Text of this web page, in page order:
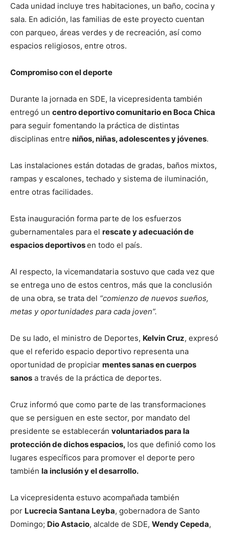
Cada unidad incluye tres habitaciones, un baño, cocina y
sala. En adición, las familias de este proyecto cuentan
con parqueo, áreas verdes y de recreación, así como
espacios religiosos, entre otros.
Compromiso con el deporte
Durante la jornada en SDE, la vicepresidenta también
entregó un centro deportivo comunitario en Boca Chica
para seguir fomentando la práctica de distintas
disciplinas entre niños, niñas, adolescentes y jóvenes.
Las instalaciones están dotadas de gradas, baños mixtos,
rampas y escalones, techado y sistema de iluminación,
entre otras facilidades.
Esta inauguración forma parte de los esfuerzos
gubernamentales para el rescate y adecuación de
espacios deportivosen todo el país.
Al respecto, la vicemandataria sostuvo que cada vez que
se entrega uno de estos centros, más que la conclusión
de una obra, se trata del “comienzo de nuevos sueños,
metas y oportunidades para cada joven”.
De su lado, el ministro de Deportes, Kelvin Cruz, expresó
que el referido espacio deportivo representa una
oportunidad de propiciar mentes sanas en cuerpos
sanos a través de la práctica de deportes.
Cruz informó que como parte de las transformaciones
que se persiguen en este sector, por mandato del
presidente se establecerán voluntariados para la
protección de dichos espacios, los que definió como los
lugares específicos para promover el deporte pero
también la inclusión y el desarrollo.
La vicepresidenta estuvo acompañada también
por Lucrecia Santana Leyba, gobernadora de Santo
Domingo; Dio Astacio, alcalde de SDE, Wendy Cepeda,